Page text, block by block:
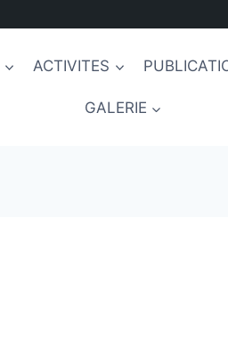
ACTIVITES
GALERIE